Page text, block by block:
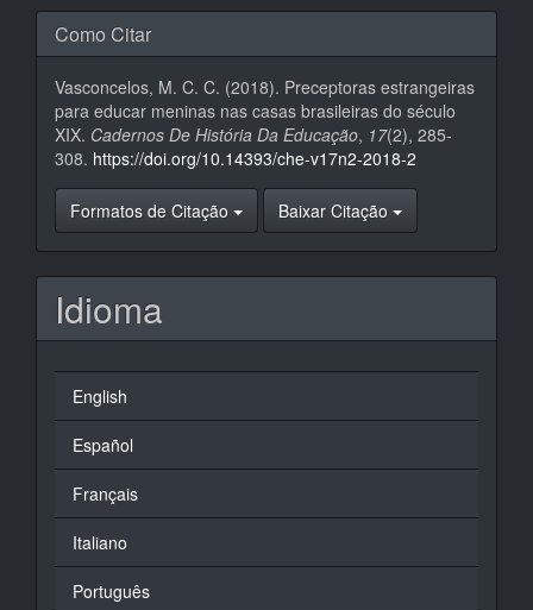
Como Citar
Vasconcelos, M. C. C. (2018). Preceptoras estrangeiras
para educar meninas nas casas brasileiras do século
XIX. Cadernos De História Da Educação, 17(2), 285-
308. https://doi.org/10.14393/che-v17n2-2018-2
Formatos de Citação Baixar Citação
Idioma
English
Español
Français
Italiano
Português